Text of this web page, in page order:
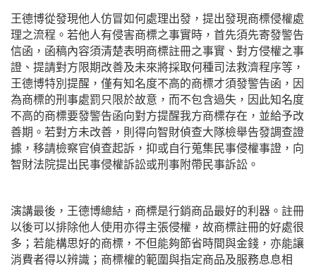
王德博從發現他人仿冒如何處理出發，提出發現商標侵權處
理之流程。若他人有侵害商標之事實時，首先須先寄發警告
信函，函稿內容須清楚表明商標註冊之事實、對方侵權之事
證、提請對方限期改善及未來將採取何種司法救濟程序等，
王德博特別提醒，僅有知名度不高的商標才須發警告函，因
為商標的刑事處罰只限於故意，而不包含過失，因此知名度
不高的商標要發警告函向對方提醒我方商標存在，並給予改
善期。若對方未改善，則得向智財偵查大隊檢舉告發調查證
據，移請檢察官偵查起訴，抑或自行蒐集民事侵權事證，向
智財法院提出民事侵權訴訟或刑事附帶民事訴訟。
演講最後，王德博總結，商標是行銷商品最好的利器。註冊
以後可以排除他人使用亦得主張侵權，故商標註冊的好處很
多；若能構思好的商標，不但能夠節省時間與金錢，亦能讓
消費者得以辨識；商標權的範圍與指定商品及服務息息相